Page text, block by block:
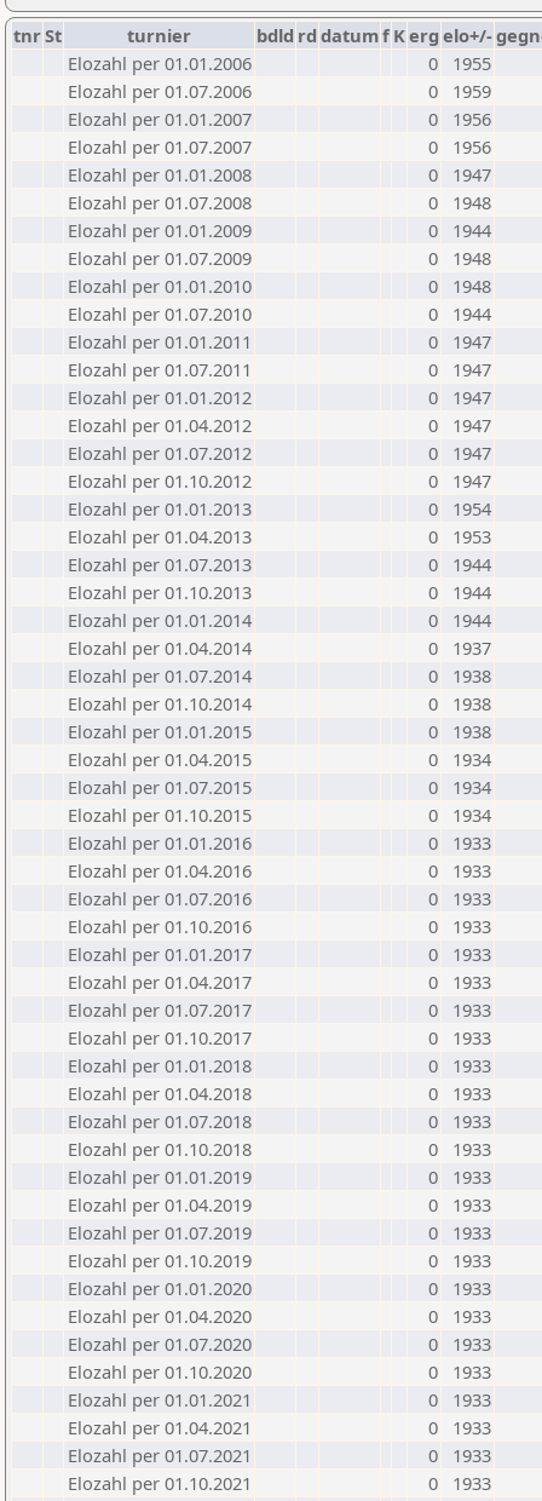
tnrSt turnier bdld rd datumf Kerg elo+/-
Elozahl per 01.01.2006
0
1955
Elozahl per 01.07.2006
0
1959
Elozahl per 01.01.2007
0
1956
Elozahl per 01.07.2007
0
1956
Elozahl per 01.01.2008
0
1947
Elozahl per 01.07.2008
0
1948
Elozahl per 01.01.2009
0
1944
Elozahl per 01.07.2009
0
1948
Elozahl per 01.01.2010
0
1948
Elozahl per 01.07.2010
0
1944
Elozahl per 01.01.2011
0
1947
Elozahl per 01.07.2011
0
1947
Elozahl per 01.01.2012
0
1947
Elozahl per 01.04.2012
0
1947
Elozahl per 01.07.2012
0
1947
Elozahl per 01.10.2012
0
1947
Elozahl per 01.01.2013
0
1954
Elozahl per 01.04.2013
0
1953
Elozahl per 01.07.2013
0
1944
Elozahl per 01.10.2013
0
1944
Elozahl per 01.01.2014
0
1944
Elozahl per 01.04.2014
0
1937
Elozahl per 01.07.2014
0
1938
Elozahl per 01.10.2014
0
1938
Elozahl per 01.01.2015
0
1938
Elozahl per 01.04.2015
0
1934
Elozahl per 01.07.2015
0
1934
Elozahl per 01.10.2015
0
1934
Elozahl per 01.01.2016
0
1933
Elozahl per 01.04.2016
0
1933
Elozahl per 01.07.2016
0
1933
Elozahl per 01.10.2016
0
1933
Elozahl per 01.01.2017
0
1933
Elozahl per 01.04.2017
0
1933
Elozahl per 01.07.2017
0
1933
Elozahl per 01.10.2017
0
1933
Elozahl per 01.01.2018
0
1933
Elozahl per 01.04.2018
0
1933
Elozahl per 01.07.2018
0
1933
Elozahl per 01.10.2018
0
1933
Elozahl per 01.01.2019
0
1933
Elozahl per 01.04.2019
0
1933
Elozahl per 01.07.2019
0
1933
Elozahl per 01.10.2019
0
1933
Elozahl per 01.01.2020
0
1933
Elozahl per 01.04.2020
0
1933
Elozahl per 01.07.2020
0
1933
Elozahl per 01.10.2020
0
1933
Elozahl per 01.01.2021
0
1933
Elozahl per 01.04.2021
0
1933
Elozahl per 01.07.2021
0
1933
Elozahl per 01.10.2021
0
1933